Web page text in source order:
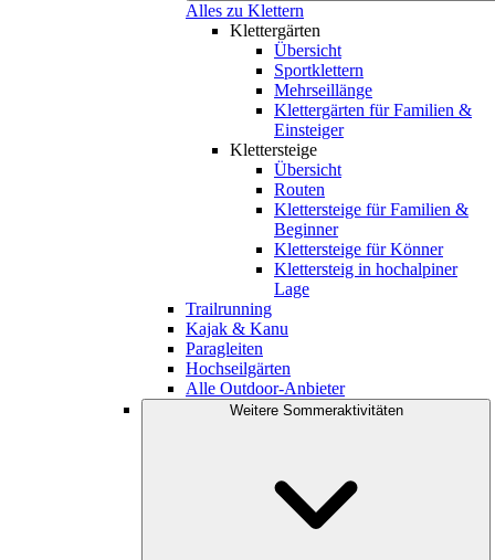
Alles zu Klettern
Klettergärten
Übersicht
Sportklettern
Mehrseillänge
Klettergärten für Familien &
Einsteiger
Klettersteige
Übersicht
Routen
Klettersteige für Familien &
Beginner
Klettersteige für Könner
Klettersteig in hochalpiner
Lage
Trailrunning
Kajak & Kanu
Paragleiten
Hochseilgärten
Alle Outdoor-Anbieter
Weitere Sommeraktivitäten